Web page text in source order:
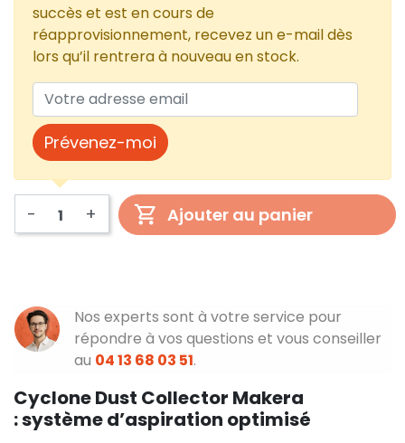
succès et est en cours de
réapprovisionnement, recevez un e-mail dès
lors qu’il rentrera à nouveau en stock.
Prévenez-moi
- + Ajouter au panier
Nos experts sont à votre service pour
répondre à vos questions et vous conseiller
au 04 13 68 03 51.
Cyclone Dust Collector Makera
: système d’aspiration optimisé